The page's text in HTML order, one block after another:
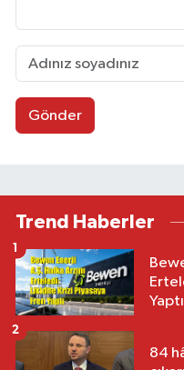
Gönder
Trend Haberler
Yaptı
1
84
2